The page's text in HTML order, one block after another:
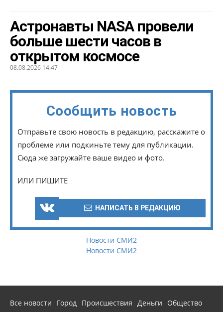
Астронавты NASA провели
больше шести часов в
открытом космосе
08.08.2026 14:47
Сообщить новость
Отправьте свою новость в редакцию, расскажите о
проблеме или подкиньте тему для публикации.
Сюда же загружайте ваше видео и фото.
ИЛИ ПИШИТЕ
НАПИСАТЬ В РЕДАКЦИЮ
Новости СМИ2
Новости СМИ2
Все новости Город Происшествия Деньги
Общество